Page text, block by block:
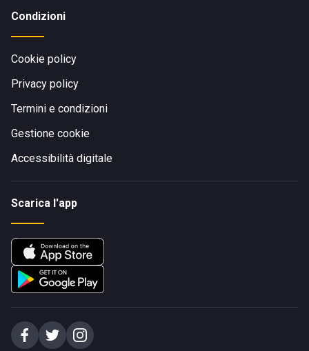
Condizioni
Cookie policy
Privacy policy
Termini e condizioni
Gestione cookie
Accessibilità digitale
Scarica l'app